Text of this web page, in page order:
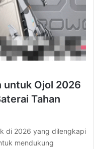
untuk Ojol 2026
Tahan
di 2026 yang dilengkapi
mendukung